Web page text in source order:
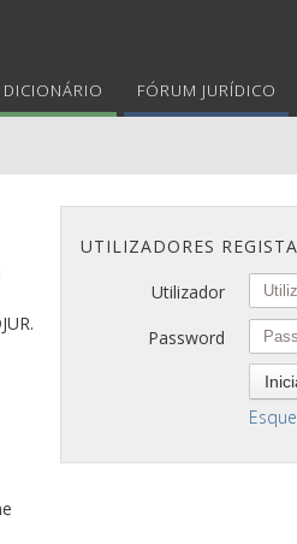
DICIONÁRIO FÓRUM JURÍDICO
UTILIZADORES
Utilizador
Password